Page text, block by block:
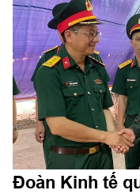
Đoàn Kinh tế